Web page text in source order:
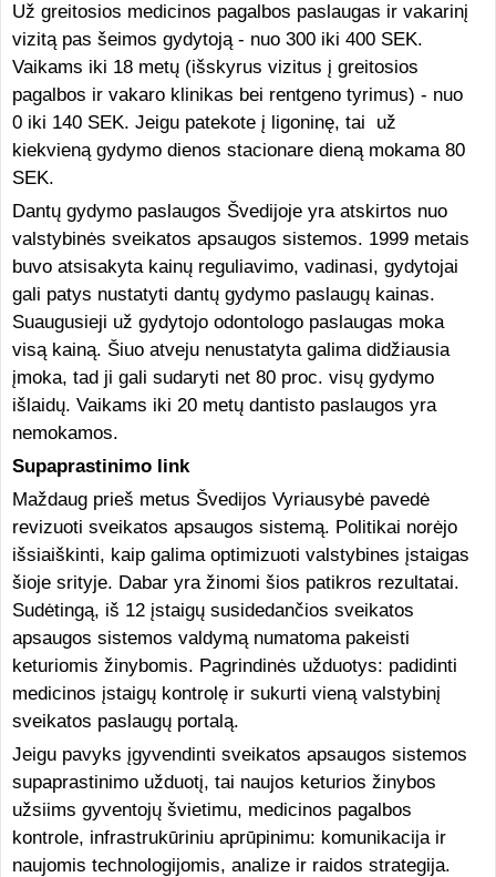
Už greitosios medicinos pagalbos paslaugas ir vakarinį
vizitą pas šeimos gydytoją - nuo 300 iki 400 SEK.
Vaikams iki 18 metų (išskyrus vizitus į greitosios
pagalbos ir vakaro klinikas bei rentgeno tyrimus) - nuo
0 iki 140 SEK. Jeigu patekote į ligoninę, tai už
kiekvieną gydymo dienos stacionare dieną mokama 80
SEK.
Dantų gydymo paslaugos Švedijoje yra atskirtos nuo
valstybinės sveikatos apsaugos sistemos. 1999 metais
buvo atsisakyta kainų reguliavimo, vadinasi, gydytojai
gali patys nustatyti dantų gydymo paslaugų kainas.
Suaugusieji už gydytojo odontologo paslaugas moka
visą kainą. Šiuo atveju nenustatyta galima didžiausia
įmoka, tad ji gali sudaryti net 80 proc. visų gydymo
išlaidų. Vaikams iki 20 metų dantisto paslaugos yra
nemokamos.
Supaprastinimo link
Maždaug prieš metus Švedijos Vyriausybė pavedė
revizuoti sveikatos apsaugos sistemą. Politikai norėjo
išsiaiškinti, kaip galima optimizuoti valstybines įstaigas
šioje srityje. Dabar yra žinomi šios patikros rezultatai.
Sudėtingą, iš 12 įstaigų susidedančios sveikatos
apsaugos sistemos valdymą numatoma pakeisti
keturiomis žinybomis. Pagrindinės užduotys: padidinti
medicinos įstaigų kontrolę ir sukurti vieną valstybinį
sveikatos paslaugų portalą.
Jeigu pavyks įgyvendinti sveikatos apsaugos sistemos
supaprastinimo užduotį, tai naujos keturios žinybos
užsiims gyventojų švietimu, medicinos pagalbos
kontrole, infrastrukūriniu aprūpinimu: komunikacija ir
naujomis technologijomis, analize ir raidos strategija.